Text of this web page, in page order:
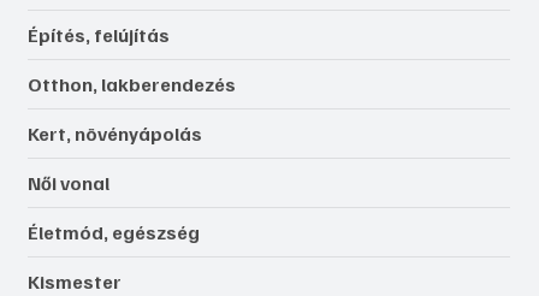
Építés, felújítás
Otthon, lakberendezés
Kert, növényápolás
Női vonal
Életmód, egészség
Kismester